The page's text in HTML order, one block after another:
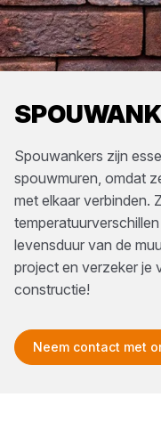
Spouwankers zijn
spouwmuren, omdat
met elkaar verbinden.
levensduur van de
project en verzeker je
constructie!
Neem contact met